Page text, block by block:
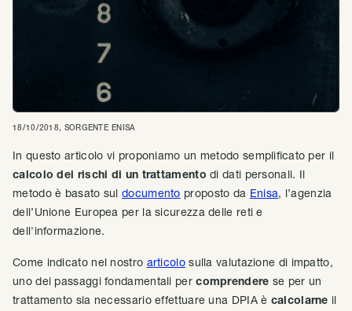
18/10/2018, SORGENTE ENISA
In questo articolo vi proponiamo un metodo semplificato per il
calcolo dei rischi di un trattamento di dati personali. Il
metodo è basato suldocumento proposto da Enisa, l’agenzia
dell’Unione Europea per la sicurezza delle reti e
dell'informazione.
Come indicato nel nostro articolosulla valutazione di impatto,
uno dei passaggi fondamentali percomprendere se per un
trattamento sia necessario effettuare una DPIA è calcolarne il